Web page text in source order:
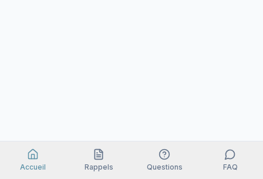
Accueil Rappels Questions FAQ